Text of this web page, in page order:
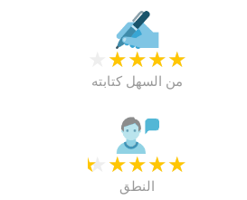
★
★
★
★
من السهل كتابته
★
★
★
★
★
النطق